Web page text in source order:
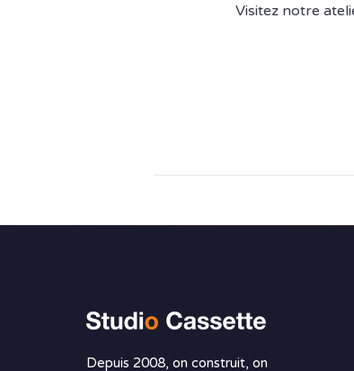
Visitez notre
Depuis 2008, on construit, on